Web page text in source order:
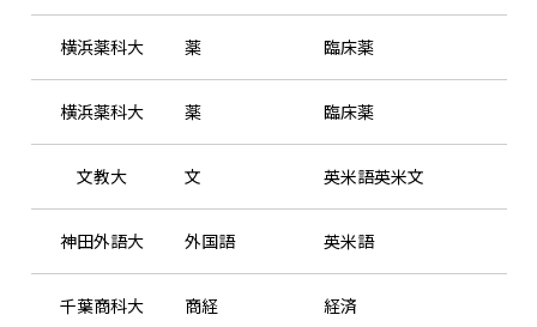
横浜薬科大 薬 臨床薬
横浜薬科大 薬 臨床薬
文教大 文 英米語英米文
神田外語大 外国語 英米語
千葉商科大 商経 経済